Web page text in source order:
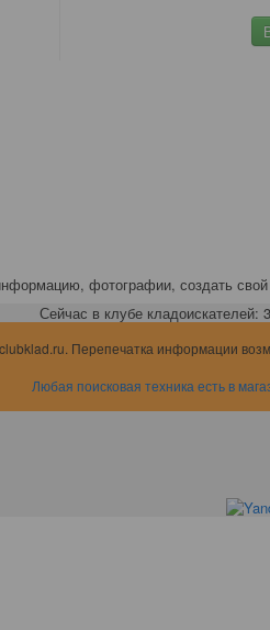
фотографии, создать свой
Сейчас в клубе кладоискателей:
Перепечатка информации
Любая поисковая техника есть в